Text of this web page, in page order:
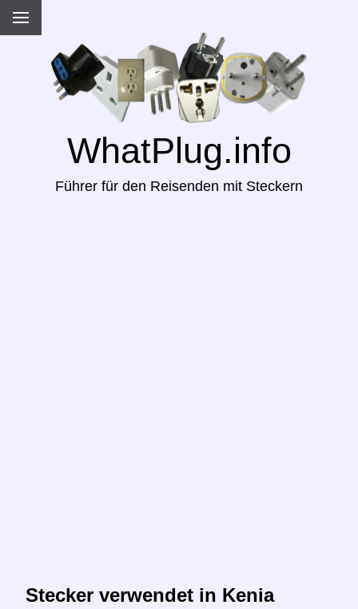
WhatPlug.info
Führer für den Reisenden mit Steckern
Stecker verwendet in Kenia